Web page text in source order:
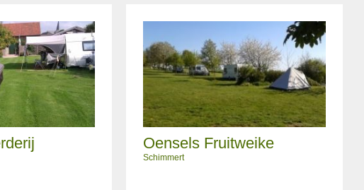
Oensels Fruitweike
Schimmert